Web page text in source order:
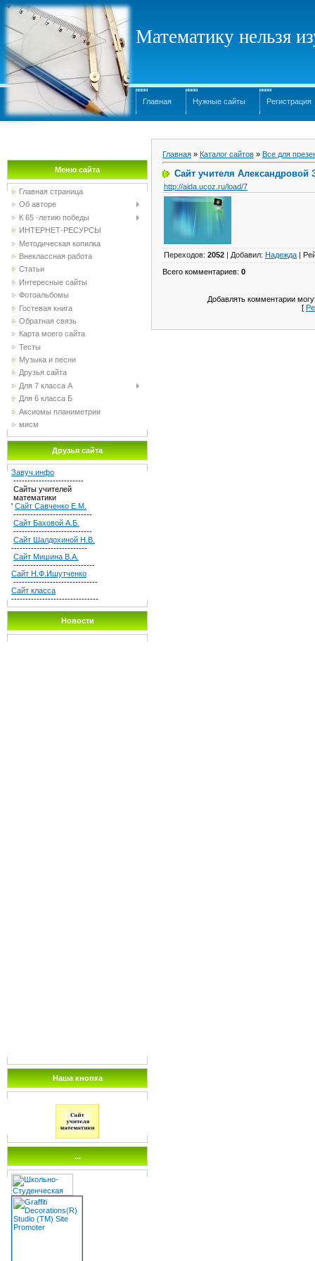
Математику нельзя
Главная Нужные сайты Регистрация
Меню сайта
Главная страница
Об авторе
К 65 -летию победы
ИНТЕРНЕТ-РЕСУРСЫ
Методическая копилка
Внеклассная работа
Статьи
Интересные сайты
Фотоальбомы
Гостевая книга
Обратная связь
Карта моего сайта
Тесты
Музыка и песни
Друзья сайта
Для 7 класса А
Для 6 класса Б
Аксиомы планиметрии
мисм
Друзья сайта
Завуч.инфо
-------------------------
Сайты учителей
математики
' Сайт Савченко Е.М.
----------------------------
Сайт Баховой А.Б.
----------------------------
Сайт Шалдохиной Н.В.
---------------------------
Сайт Мишина В.А.
-----------------------------
Сайт Н.Ф.Ишутченко
------------------------------
Сайт класса
-------------------------------
Новости
Наша кнопка
...
Главная » Каталог сайтов » Все для
Сайт учителя
http://aida.ucoz.ru/load/7
Переходов: 2052 | Добавил: Надежда |
Всего комментариев: 0
Добавлять комментарии
[